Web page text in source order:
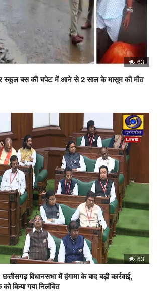
63
स्कूल बस की चपेट में आने से 2 साल के मासूम की मौत
63
विधानसभा में हंगामा के बाद बड़ी कार्रवाई,
किया गया निलंबित